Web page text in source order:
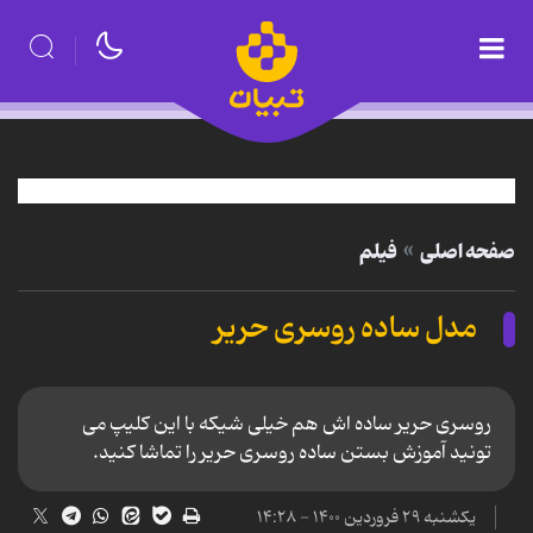
صفحه اصلی فیلم
مدل ساده روسری حریر
روسری حریر ساده اش هم خیلی شیکه با این کلیپ می
تونید آموزش بستن ساده روسری حریر را تماشا کنید.
یکشنبه ۲۹ فروردین ۱۴۰۰ - ۱۴:۲۸